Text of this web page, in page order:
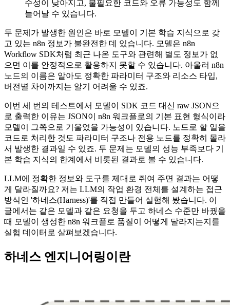
수성이 낮아지고, 불필요한 코드와 오류 가능성도 함께
늘어날 수 있습니다.
두 문제가 발생한 원인은 바로 모델이 기본 학습 지식으로 갖
고 있는 n8n 정보가 불완전한 데 있습니다. 모델은 n8n
Workflow SDK처럼 최근 나온 도구와 관련해 별도 정보가 없
으면 이를 안정적으로 활용하지 못할 수 있습니다. 아울러 n8n
노드의 이름은 알아도 정확한 파라미터 구조와 리소스 타입,
버전별 차이까지는 알기 어려울 수 있죠.
이번 세 번의 테스트에서 모델이 SDK 코드 대신 raw JSON으
로 출력한 이유는 JSON이 n8n 워크플로의 기본 표현 형식이라
모델이 그쪽으로 기울었을 가능성이 있습니다. 노드로 할 일을
코드로 처리한 것도 파라미터 구조나 전용 노드를 정확히 몰라
서 발생한 결과일 수 있죠. 두 문제는 모델의 성능 부족보다 기
본 학습 지식의 한계에서 비롯된 결과로 볼 수 있습니다.
LLM에 정확한 정보와 도구를 제대로 쥐여 주면 결과는 어떻
게 달라질까요? 저는 LLM의 작업 환경 전체를 설계하는 접근
방식인 '하네스(Harness)'를 직접 만들어 실험해 봤습니다. 이
글에서는 같은 모델과 같은 요청을 두고 하네스 수준만 바꿨을
때 모델이 생성한 n8n 워크플로 품질이 어떻게 달라지는지를
실험 데이터로 살펴보겠습니다.
하네스 엔지니어링이란